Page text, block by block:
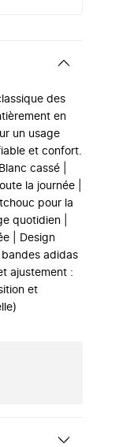
des
en
un usage
et confort.
cassé |
la journée |
pour la
quotidien |
| Design
adidas
ajustement :
et